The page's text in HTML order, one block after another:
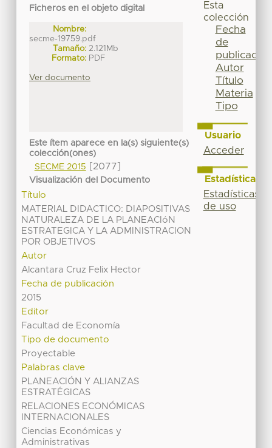
Ficheros en el objeto digital
Nombre:
secme-19759.pdf
Tamaño: 2.121Mb
Formato: PDF
Ver documento
Este ítem aparece en la(s) siguiente(s)
colección(ones)
SECME 2015
[2077]
Visualización del Documento
Título
MATERIAL DIDACTICO: DIAPOSITIVAS
NATURALEZA DE LA PLANEACIóN
ESTRATEGICA Y LA ADMINISTRACION
POR OBJETIVOS
Autor
Alcantara Cruz Felix Hector
Fecha de publicación
2015
Editor
Facultad de Economía
Tipo de documento
Proyectable
Palabras clave
PLANEACIÓN Y ALIANZAS
ESTRATÉGICAS
RELACIONES ECONÓMICAS
INTERNACIONALES
Ciencias Económicas y
Administrativas
Esta
colección
Fecha
de
publicación
Autor
Título
Materia
Tipo
Usuario
Acceder
Estadísticas
Estadísticas
de uso